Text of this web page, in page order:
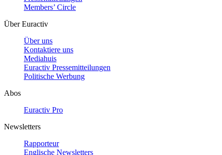
Members’ Circle
Über Euractiv
Über uns
Kontaktiere uns
Mediahuis
Euractiv Pressemitteilungen
Politische Werbung
Abos
Euractiv Pro
Newsletters
Rapporteur
Englische Newsletters